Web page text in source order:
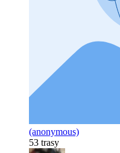
(anonymous)
53 trasy